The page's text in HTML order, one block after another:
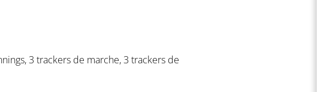
3 trackers de marche, 3 trackers de